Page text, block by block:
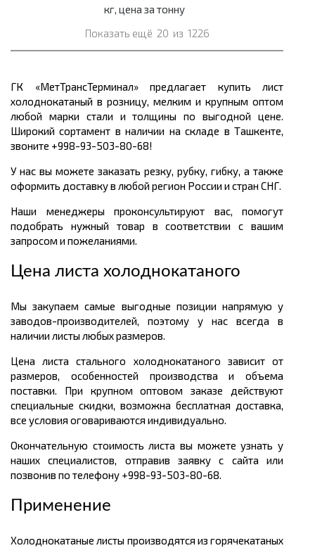
кг, цена за тонну
Показать ещё 20 из 1226
ГК «МетТрансТерминал» предлагает купить лист
холоднокатаный в розницу, мелким и крупным оптом
любой марки стали и толщины по выгодной цене.
Широкий сортамент в наличии на складе в Ташкенте,
звоните +998-93-503-80-68!
У нас вы можете заказать резку, рубку, гибку, а также
оформить доставку в любой регион России и стран СНГ.
Наши менеджеры проконсультируют вас, помогут
подобрать нужный товар в соответствии с вашим
запросом и пожеланиями.
Цена листа холоднокатаного
Мы закупаем самые выгодные позиции напрямую у
заводов-производителей, поэтому у нас всегда в
наличии листы любых размеров.
Цена листа стального холоднокатаного зависит от
размеров, особенностей производства и объема
поставки. При крупном оптовом заказе действуют
специальные скидки, возможна бесплатная доставка,
все условия оговариваются индивидуально.
Окончательную стоимость листа вы можете узнать у
наших специалистов, отправив заявку с сайта или
позвонив по телефону +998-93-503-80-68.
Применение
Холоднокатаные листы производятся из горячекатаных